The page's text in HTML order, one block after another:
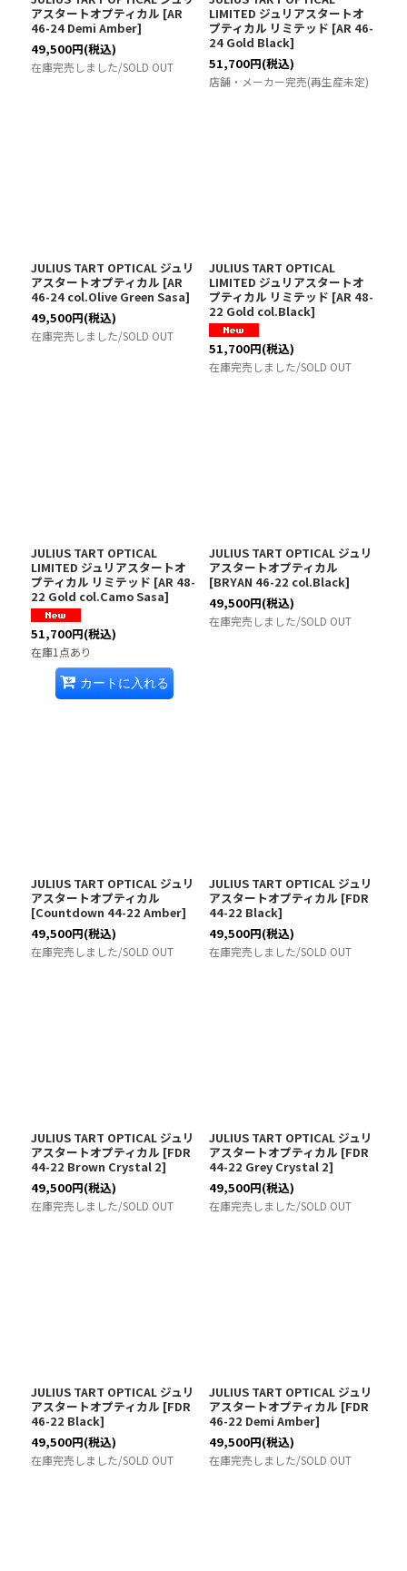
アスタートオプティカル [AR
46-24 Demi Amber]
49,500円(税込)
在庫完売しました/SOLD OUT
LIMITED ジュリアスタートオ
プティカル リミテッド [AR 46-
24 Gold Black]
51,700円(税込)
店舗・メーカー完売(再生産未定)
JULIUS TART OPTICAL ジュリ
アスタートオプティカル [AR
46-24 col.Olive Green Sasa]
49,500円(税込)
在庫完売しました/SOLD OUT
JULIUS TART OPTICAL
LIMITED ジュリアスタートオ
プティカル リミテッド [AR 48-
22 Gold col.Black]
51,700円(税込)
在庫完売しました/SOLD OUT
JULIUS TART OPTICAL
LIMITED ジュリアスタートオ
プティカル リミテッド [AR 48-
22 Gold col.Camo Sasa]
51,700円(税込)
在庫1点あり
カートに入れる
JULIUS TART OPTICAL ジュリ
アスタートオプティカル
[BRYAN 46-22 col.Black]
49,500円(税込)
在庫完売しました/SOLD OUT
JULIUS TART OPTICAL ジュリ
アスタートオプティカル
[Countdown 44-22 Amber]
49,500円(税込)
在庫完売しました/SOLD OUT
JULIUS TART OPTICAL ジュリ
アスタートオプティカル [FDR
44-22 Black]
49,500円(税込)
在庫完売しました/SOLD OUT
JULIUS TART OPTICAL ジュリ
アスタートオプティカル [FDR
44-22 Brown Crystal 2]
49,500円(税込)
在庫完売しました/SOLD OUT
JULIUS TART OPTICAL ジュリ
アスタートオプティカル [FDR
44-22 Grey Crystal 2]
49,500円(税込)
在庫完売しました/SOLD OUT
JULIUS TART OPTICAL ジュリ
アスタートオプティカル [FDR
46-22 Black]
49,500円(税込)
在庫完売しました/SOLD OUT
JULIUS TART OPTICAL ジュリ
アスタートオプティカル [FDR
46-22 Demi Amber]
49,500円(税込)
在庫完売しました/SOLD OUT